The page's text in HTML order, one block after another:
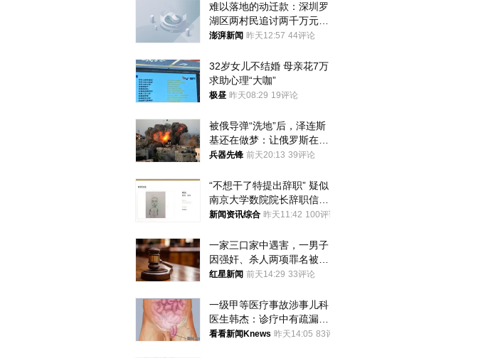
难以落地的动迁款：深圳罗
湖区两村民追讨两千万元动
迁款八年未果
澎湃新闻 昨天12:57 44评论
32岁女儿不结婚 母亲花7万
求助心理“大咖”
极昼 昨天08:29 19评论
被俄导弹“洗地”后，泽连斯
基还在做梦：让俄罗斯在冬
季前求和？
兵器先锋 前天20:13 39评论
“不想干了特提出辞职” 疑似
南京大学数院院长辞职信流
传 院方回应
新闻资讯综合 昨天11:42 100评论
一家三口家中遇害，一男子
因强奸、杀人两项罪名被判
死缓 最高检介入后改判无
红星新闻 前天14:29 33评论
一级甲等医疗事故涉事儿科
医生韩杰：诊疗中有疏漏，
我认错，但不能认罪
看看新闻Knews 昨天14:05 83评论